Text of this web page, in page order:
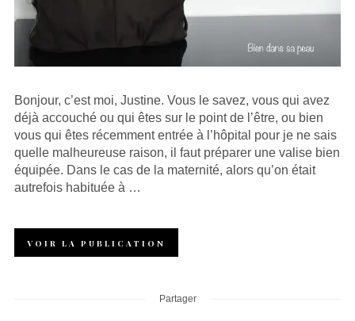
Bonjour, c’est moi, Justine. Vous le savez, vous qui avez
déjà accouché ou qui êtes sur le point de l’être, ou bien
vous qui êtes récemment entrée à l’hôpital pour je ne sais
quelle malheureuse raison, il faut préparer une valise bien
équipée. Dans le cas de la maternité, alors qu’on était
autrefois habituée à …
VOIR LA PUBLICATION
Partager